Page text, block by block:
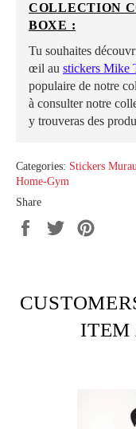
COLLECTION
BOXE :
Tu souhaites
œil au stickers Mike
populaire de notre
à consulter notre
y trouveras des
Categories: Stickers
Home-Gym
Share
Share
Tweet
ITEM